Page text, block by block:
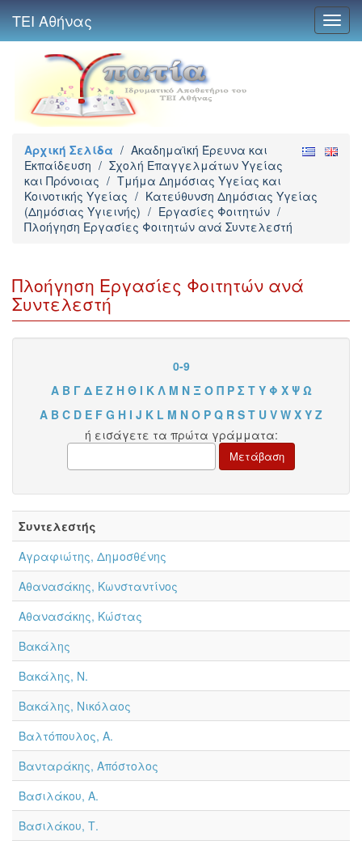
ΤΕΙ Αθήνας
Αρχική Σελίδα / Ακαδημαϊκή Έρευνα και
Εκπαίδευση / Σχολή Επαγγελμάτων Υγείας
και Πρόνοιας / Τμήμα Δημόσιας Υγείας και
Κοινοτικής Υγείας / Κατεύθυνση Δημόσιας Υγείας
(Δημόσιας Υγιεινής) / Εργασίες Φοιτητών /
Πλοήγηση Εργασίες Φοιτητών ανά Συντελεστή
Πλοήγηση Εργασίες Φοιτητών ανά
Συντελεστή
0-9
Α Β Γ Δ Ε Ζ Η Θ Ι Κ Λ Μ Ν Ξ Ο Π Ρ Σ Τ Υ Φ Χ Ψ Ω
A B C D E F G H I J K L M N O P Q R S T U V W X Y Z
ή εισάγετε τα πρώτα γράμματα:
Συντελεστής
Αγραφιώτης, Δημοσθένης
Αθανασάκης, Κωνσταντίνος
Αθανασάκης, Κώστας
Βακάλης
Βακάλης, Ν.
Βακάλης, Νικόλαος
Βαλτόπουλος, Α.
Βανταράκης, Απόστολος
Βασιλάκου, Α.
Βασιλάκου, Τ.